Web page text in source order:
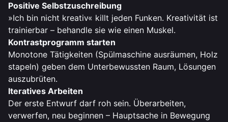
Positive Selbstzuschreibung
»Ich bin nicht kreativ« killt jeden Funken. Kreativität ist
trainierbar – behandle sie wie einen Muskel.
Kontrastprogramm starten
Monotone Tätigkeiten (Spülmaschine ausräumen, Holz
stapeln) geben dem Unterbewussten Raum, Lösungen
auszubrüten.
Iteratives Arbeiten
Der erste Entwurf darf roh sein. Überarbeiten,
verwerfen, neu beginnen – Hauptsache in Bewegung